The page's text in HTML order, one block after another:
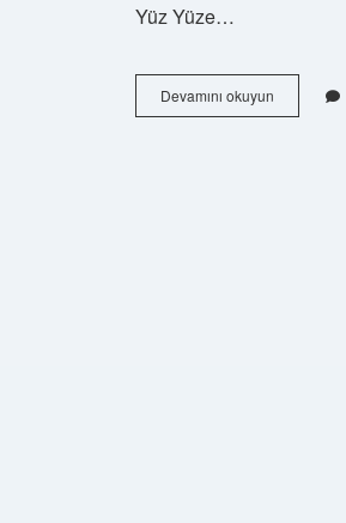
Yüz Yüze…
Devamını okuyun
Check